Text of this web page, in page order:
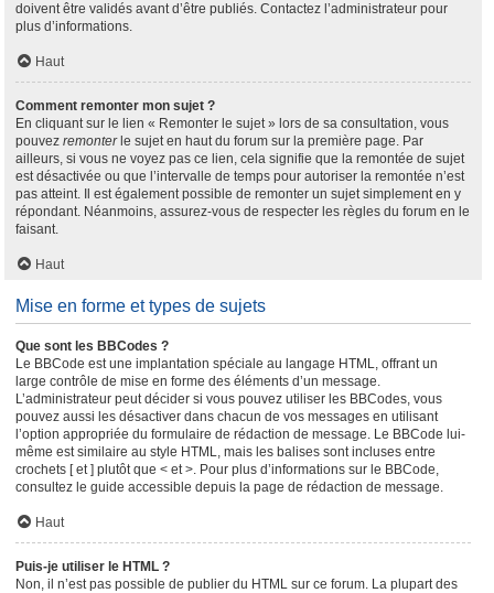
doivent être validés avant d’être publiés. Contactez l’administrateur pour
plus d’informations.
Haut
Comment remonter mon sujet ?
En cliquant sur le lien « Remonter le sujet » lors de sa consultation, vous
pouvez remonterle sujet en haut du forum sur la première page. Par
ailleurs, si vous ne voyez pas ce lien, cela signifie que la remontée de sujet
est désactivée ou que l’intervalle de temps pour autoriser la remontée n’est
pas atteint. Il est également possible de remonter un sujet simplement en y
répondant. Néanmoins, assurez-vous de respecter les règles du forum en le
faisant.
Haut
Mise en forme et types de sujets
Que sont les BBCodes ?
Le BBCode est une implantation spéciale au langage HTML, offrant un
large contrôle de mise en forme des éléments d’un message.
L’administrateur peut décider si vous pouvez utiliser les BBCodes, vous
pouvez aussi les désactiver dans chacun de vos messages en utilisant
l’option appropriée du formulaire de rédaction de message. Le BBCode lui-
même est similaire au style HTML, mais les balises sont incluses entre
crochets [ et ] plutôt que < et >. Pour plus d’informations sur le BBCode,
consultez le guide accessible depuis la page de rédaction de message.
Haut
Puis-je utiliser le HTML ?
Non, il n’est pas possible de publier du HTML sur ce forum. La plupart des